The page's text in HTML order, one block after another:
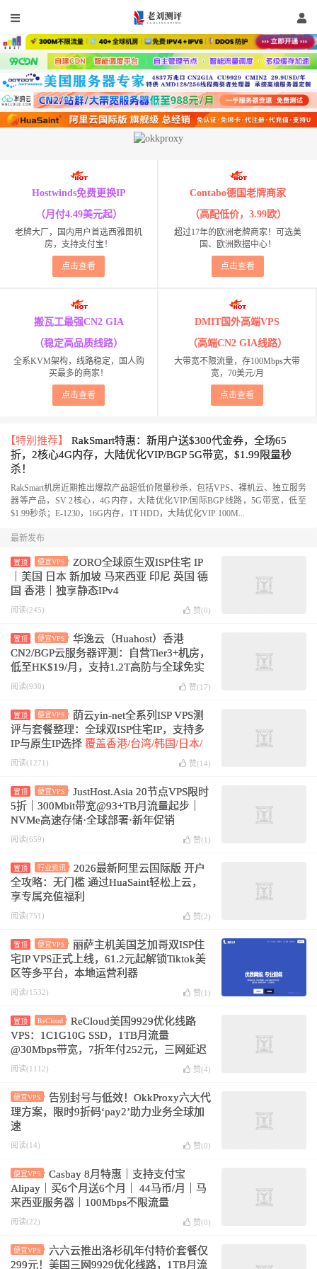
Hostwinds免费更换IP
（月付4.49美元起）
老牌大厂，国内用户首选西雅图机
房，支持支付宝！
点击查看
Contabo德国老牌商家
（高配低价，3.99欧）
超过17年的欧洲老牌商家！可选美
国、欧洲数据中心！
点击查看
搬瓦工最强CN2 GIA
（稳定高品质线路）
全系KVM架构，线路稳定，国人购
买最多的商家！
点击查看
DMIT国外高端VPS
（高端CN2 GIA线路）
大带宽不限流量，存100Mbps大带
宽，70美元/月
点击查看
【特别推荐】
RakSmart特惠：新用户送$300代金券，全场65
折，2核心4G内存，大陆优化VIP/BGP 5G带宽，$1.99限量秒
杀！
RakSmart机房近期推出爆款产品超低价限量秒杀，包括VPS、裸机云、独立服务
器等产品，SV 2核心，4G内存，大陆优化VIP/国际BGP线路，5G带宽，低至
$1.99秒杀；E-1230，16G内存，1T HDD，大陆优化VIP 100M...
最新发布
便宜VPS
ZORO全球原生双ISP住宅 IP
｜美国 日本 新加坡 马来西亚 印尼 英国 德
国 香港｜独享静态IPv4
置顶
阅读(245) 赞(0)
便宜VPS
华逸云（Huahost）香港
CN2/BGP云服务器评测：自营Tier3+机房，
低至HK$19/月，支持1.2T高防与全球免实
名
置顶
阅读(930) 赞(17)
便宜VPS
荫云yin-net全系列ISP VPS测
评与套餐整理：全球双ISP住宅IP，支持多
IP与原生IP选择 覆盖香港/台湾/韩国/日本/
越南/马来西亚/美国/英国/法国/德国/西班牙
置顶
阅读(1271) 赞(14)
便宜VPS
JustHost.Asia 20节点VPS限时
5折｜300Mbit带宽@93+TB月流量起步｜
NVMe高速存储·全球部署·新年促销
置顶
阅读(659) 赞(1 )
行业资讯
2026最新阿里云国际版 开户
全攻略：无门槛 通过HuaSaint轻松上云，
享专属充值福利
置顶
阅读(751) 赞(2)
便宜VPS
丽萨主机美国芝加哥双ISP住
宅IP VPS正式上线，61.2元起解锁Tiktok美
区等多平台，本地运营利器
置顶
阅读(1532) 赞(1 )
ReCloud
ReCloud美国9929优化线路
VPS：1C1G10G SSD，1TB月流量
@30Mbps带宽，7折年付252元，三网延迟
172ms
置顶
阅读(1112) 赞(4)
便宜VPS
告别封号与低效！OkkProxy六大代
理方案，限时9折码‘pay2’助力业务全球加
速
阅读(14) 赞(0)
便宜VPS
Casbay 8月特惠｜支持支付宝
Alipay｜买6个月送6个月｜ 44马币/月｜马
来西亚服务器｜100Mbps不限流量
阅读(22) 赞(0)
便宜VPS
六六云推出洛杉矶年付特价套餐仅
299元！美国三网9929优化线路，1TB月流